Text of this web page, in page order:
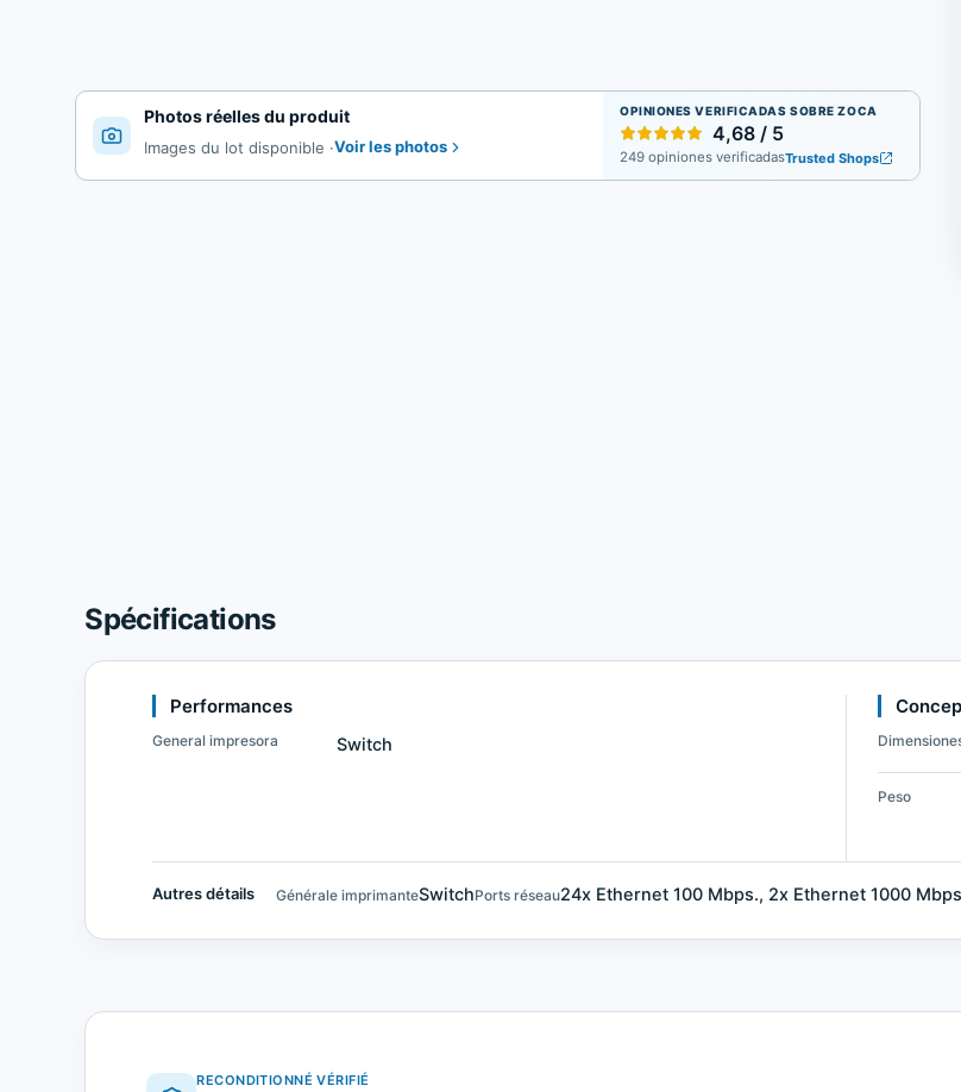
Photos réelles du produit
Images du lot disponible ·Voir les photos
OPINIONES VERIFICADAS SOBRE ZOCA
4,68 / 5
249 opiniones verificadasTrusted Shops
Spécifications
Performances
General impresora Switch
Peso
Autres détails Générale imprimanteSwitchPorts réseau24x Ethernet 100 Mbps., 2x Ethernet 1000 Mbps
RECONDITIONNÉ VÉRIFIÉ